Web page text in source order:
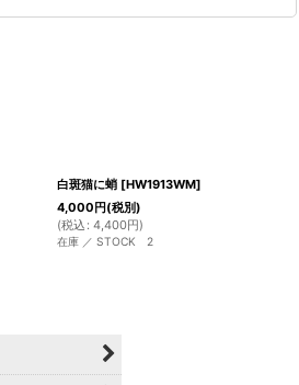
白斑猫に蛸 [HW1913WM]
4,000 円 (税別)
(税込 : 4,400円)
在庫 ／ STOCK 2